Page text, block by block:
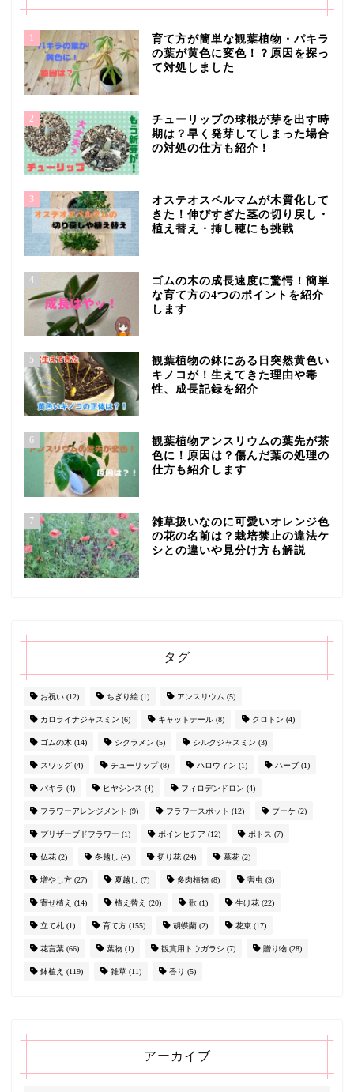
1
育て方が簡単な観葉植物・パキラ
の葉が黄色に変色！？原因を探っ
て対処しました
2
チューリップの球根が芽を出す時
期は？早く発芽してしまった場合
の対処の仕方も紹介！
3
オステオスペルマムが木質化して
きた！伸びすぎた茎の切り戻し・
植え替え・挿し穂にも挑戦
4
ゴムの木の成長速度に驚愕！簡単
な育て方の4つのポイントを紹介
します
5
観葉植物の鉢にある日突然黄色い
キノコが！生えてきた理由や毒
性、成長記録を紹介
6
観葉植物アンスリウムの葉先が茶
色に！原因は？傷んだ葉の処理の
仕方も紹介します
7
雑草扱いなのに可愛いオレンジ色
の花の名前は？栽培禁止の違法ケ
シとの違いや見分け方も解説
タグ
お祝い (12) ちぎり絵 (1) アンスリウム (5)
カロライナジャスミン (6) キャットテール (8) クロトン (4)
ゴムの木 (14) シクラメン (5) シルクジャスミン (3)
スワッグ (4) チューリップ(8) ハロウィン (1) ハーブ (1)
パキラ (4) ヒヤシンス (4) フィロデンドロン (4)
フラワーアレンジメント (9) フラワースポット (12) ブーケ (2)
プリザーブドフラワー (1) ポインセチア (12) ポトス (7)
仏花 (2) 冬越し (4) 切り花 (24) 墓花 (2)
増やし方 (27) 夏越し (7) 多肉植物 (8) 害虫 (3)
寄せ植え (14) 植え替え (20) 歌 (1) 生け花 (22)
立て札 (1) 育て方 (155) 胡蝶蘭 (2) 花束 (17)
花言葉 (66) 葉物 (1) 観賞用トウガラシ (7) 贈り物 (28)
鉢植え (119) 雑草 (11) 香り (5)
アーカイブ